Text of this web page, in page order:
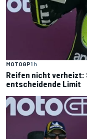
MOTOGP1 h
Reifen nicht verheizt:
entscheidende Limit